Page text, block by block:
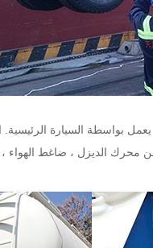
بواسطة السيارة الرئيسية.